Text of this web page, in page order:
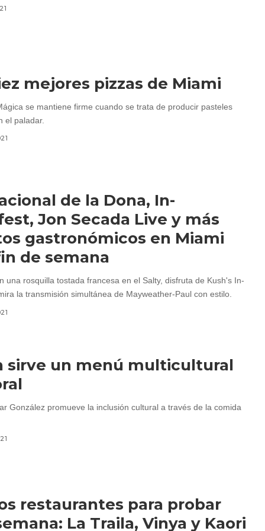
mejores pizzas de Miami
se mantiene firme cuando se trata de producir pasteles
el paladar.
de la Dona, In-
Jon Secada Live y más
gastronómicos en Miami
de semana
una rosquilla tostada francesa en el Salty, disfruta de Kush's In-
la transmisión simultánea de Mayweather-Paul con estilo.
sirve un menú multicultural
González promueve la inclusión cultural a través de la comida
restaurantes para probar
La Traila, Vinya y Kaori